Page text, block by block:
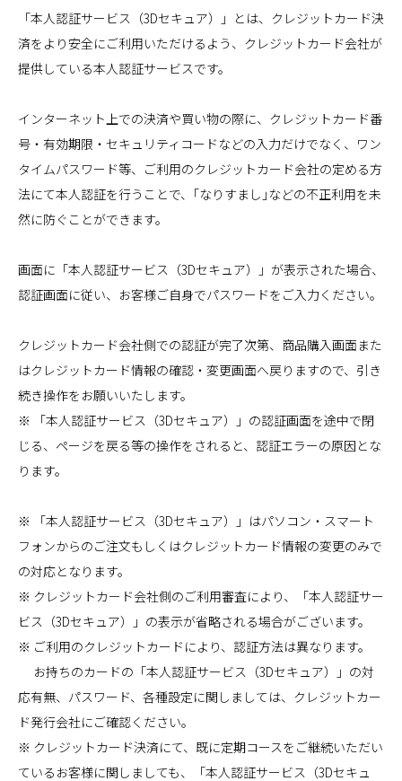
「本人認証サービス（3Dセキュア）」とは、クレジットカード決
済をより安全にご利用いただけるよう、クレジットカード会社が
提供している本人認証サービスです。
インターネット上での決済や買い物の際に、クレジットカード番
号・有効期限・セキュリティコードなどの入力だけでなく、ワン
タイムパスワード等、ご利用のクレジットカード会社の定める方
法にて本人認証を行うことで、｢なりすまし｣などの不正利用を未
然に防ぐことができます。
画面に「本人認証サービス（3Dセキュア）」が表示された場合、
認証画面に従い、お客様ご自身でパスワードをご入力ください。
クレジットカード会社側での認証が完了次第、商品購入画面また
はクレジットカード情報の確認・変更画面へ戻りますので、引き
続き操作をお願いいたします。
※ 「本人認証サービス（3Dセキュア）」の認証画面を途中で閉
じる、ページを戻る等の操作をされると、認証エラーの原因とな
ります。
※ 「本人認証サービス（3Dセキュア）」はパソコン・スマート
フォンからのご注文もしくはクレジットカード情報の変更のみで
の対応となります。
※ クレジットカード会社側のご利用審査により、「本人認証サー
ビス（3Dセキュア）」の表示が省略される場合がございます。
※ ご利用のクレジットカードにより、認証方法は異なります。
お持ちのカードの「本人認証サービス（3Dセキュア）」の対
応有無、パスワード、各種設定に関しましては、クレジットカー
ド発行会社にご確認ください。
※ クレジットカード決済にて、既に定期コースをご継続いただい
ているお客様に関しましても、「本人認証サービス（3Dセキュ